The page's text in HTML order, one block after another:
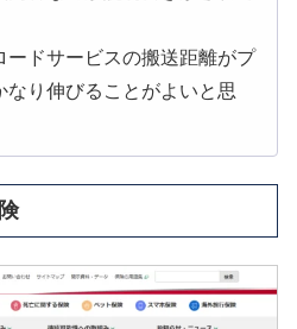
ードサービスの搬送距離がプ
なり伸びることがよいと思